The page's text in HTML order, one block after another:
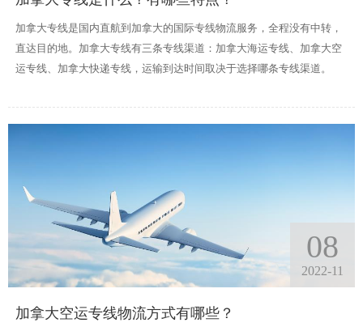
加拿大专线是国内直航到加拿大的国际专线物流服务，全程没有中转，
直达目的地。加拿大专线有三条专线渠道：加拿大海运专线、加拿大空
运专线、加拿大快递专线，运输到达时间取决于选择哪条专线渠道。
08
2022-11
加拿大空运专线物流方式有哪些？